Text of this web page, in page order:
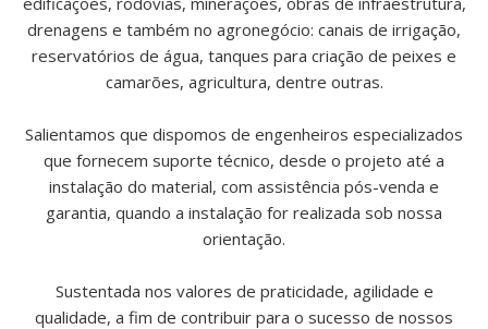
drenagens e também no agronegócio: canais de irrigação,
reservatórios de água, tanques para criação de peixes e
camarões, agricultura, dentre outras.
Salientamos que dispomos de engenheiros especializados
que fornecem suporte técnico, desde o projeto até a
instalação do material, com assistência pós-venda e
garantia, quando a instalação for realizada sob nossa
orientação.
Sustentada nos valores de praticidade, agilidade e
qualidade, a fim de contribuir para o sucesso de nossos